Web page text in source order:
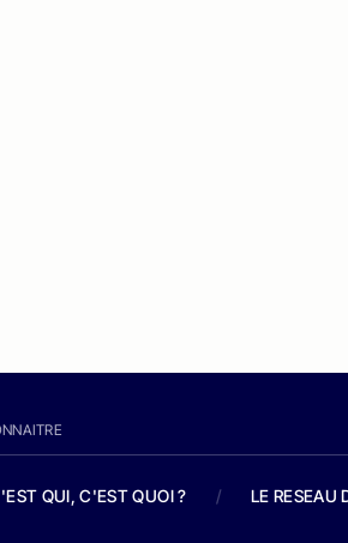
QUI, C'EST QUOI ? / LE RESEAU